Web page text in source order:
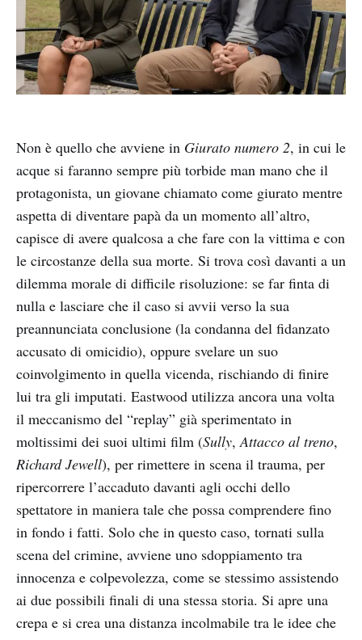
Non è quello che avviene in Giurato numero 2, in cui le
acque si faranno sempre più torbide man mano che il
protagonista, un giovane chiamato come giurato mentre
aspetta di diventare papà da un momento all’altro,
capisce di avere qualcosa a che fare con la vittima e con
le circostanze della sua morte. Si trova così davanti a un
dilemma morale di difficile risoluzione: se far finta di
nulla e lasciare che il caso si avvii verso la sua
preannunciata conclusione (la condanna del fidanzato
accusato di omicidio), oppure svelare un suo
coinvolgimento in quella vicenda, rischiando di finire
lui tra gli imputati. Eastwood utilizza ancora una volta
il meccanismo del “replay” già sperimentato in
moltissimi dei suoi ultimi film (Sully,Attacco al treno,
Richard Jewell), per rimettere in scena il trauma, per
ripercorrere l’accaduto davanti agli occhi dello
spettatore in maniera tale che possa comprendere fino
in fondo i fatti. Solo che in questo caso, tornati sulla
scena del crimine, avviene uno sdoppiamento tra
innocenza e colpevolezza, come se stessimo assistendo
ai due possibili finali di una stessa storia. Si apre una
crepa e si crea una distanza incolmabile tra le idee che